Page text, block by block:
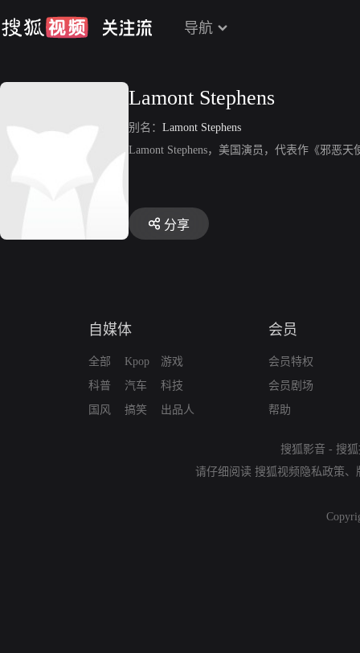
导航
Lamont Stephens
别名： Lamont Stephens
Lamont Stephens，美国演员，代表作《邪恶天
分享
自媒体
全部
科普
国风
Kpop
汽车
搞笑
游戏
科技
出品人
会员
会员特权
会员剧场
帮助
搜狐影音 - 搜
请仔细阅读 搜狐视频隐私政策、